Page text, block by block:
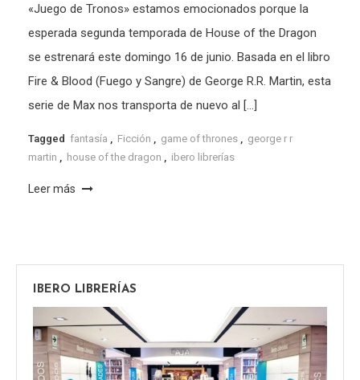
«Juego de Tronos» estamos emocionados porque la
esperada segunda temporada de House of the Dragon
se estrenará este domingo 16 de junio. Basada en el libro
Fire & Blood (Fuego y Sangre) de George R.R. Martin, esta
serie de Max nos transporta de nuevo al […]
Tagged fantasía Ficción game of thrones
george r r
martin
house of the dragon ibero librerías
Leer más
IBERO LIBRERÍAS